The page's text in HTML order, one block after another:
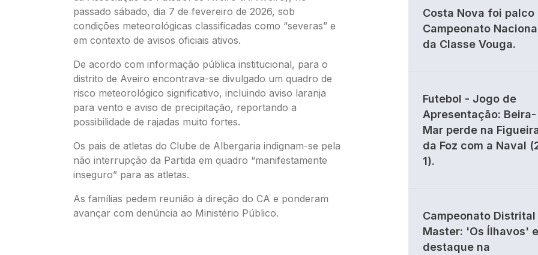
passado sábado, dia 7 de fevereiro de 2026, sob
condições meteorológicas classificadas como “severas” e
em contexto de avisos oficiais ativos.
De acordo com informação pública institucional, para o
distrito de Aveiro encontrava-se divulgado um quadro de
risco meteorológico significativo, incluindo aviso laranja
para vento e aviso de precipitação, reportando a
possibilidade de rajadas muito fortes.
Os pais de atletas do Clube de Albergaria indignam-se pela
não interrupção da Partida em quadro “manifestamente
inseguro” para as atletas.
As famílias pedem reunião à direção do CA e ponderam
avançar com denúncia ao Ministério Público.
Costa Nova foi palco
Campeonato
da Classe Vouga.
Futebol - Jogo de
Apresentação: Beira-
Mar perde na
da Foz com a Naval
1).
Campeonato Distrital
Master: 'Os Ílhavos'
destaque na